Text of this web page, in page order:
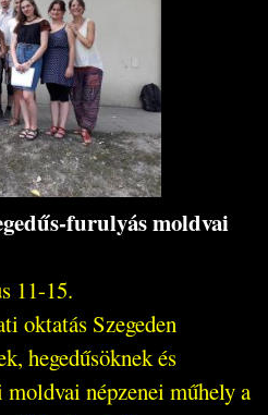
furulyás moldvai
11-15.
oktatás Szegeden
hegedűsöknek és
népzenei műhely a